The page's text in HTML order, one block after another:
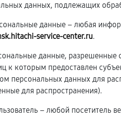
данных, подлежащих
данные – любая
service-center.ru.
данные, разрешенные
к которым предоставлен
персональных данных для
для распространения).
– любой посетитель